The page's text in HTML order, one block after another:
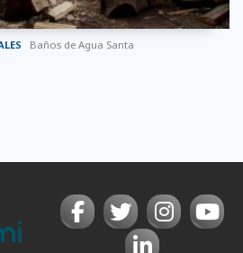
Baños de Agua Santa